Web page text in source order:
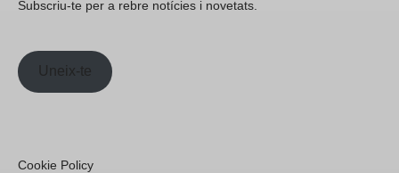
Subscriu-te per a rebre notícies i novetats.
Uneix-te
Cookie Policy